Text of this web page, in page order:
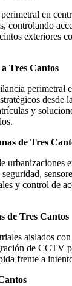
en
controlando
exteriores
a Tres Cantos
perimetral
desde
y
de Tres
urbanizaciones
y control de
de Tres Cantos
aislados
de CCTV
frente a